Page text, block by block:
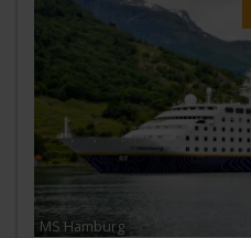
MS Hamburg